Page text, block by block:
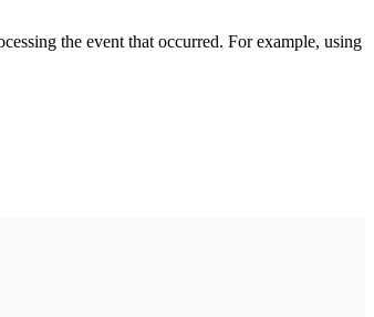
the event that occurred. For example, using